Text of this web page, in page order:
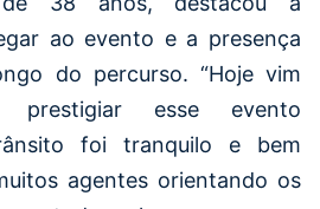
ao evento e a presença
do percurso. “Hoje vim
esse evento
foi tranquilo e bem
agentes orientando os